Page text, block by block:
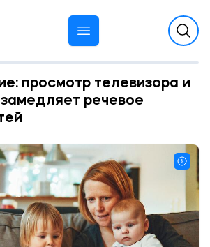
просмотр телевизора и
речевое